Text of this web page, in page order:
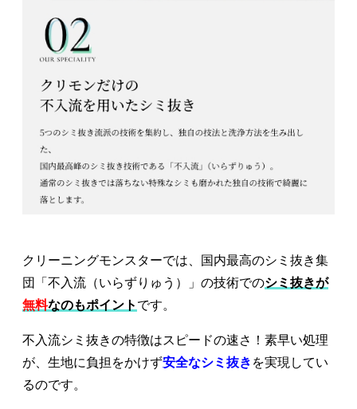
クリーニングモンスターでは、国内最高のシミ抜き集
団「不入流（いらずりゅう）」の技術でのシミ抜きが
無料なのもポイント です。
不入流シミ抜きの特徴はスピードの速さ！素早い処理
が、生地に負担をかけず安全なシミ抜き を実現してい
るのです。